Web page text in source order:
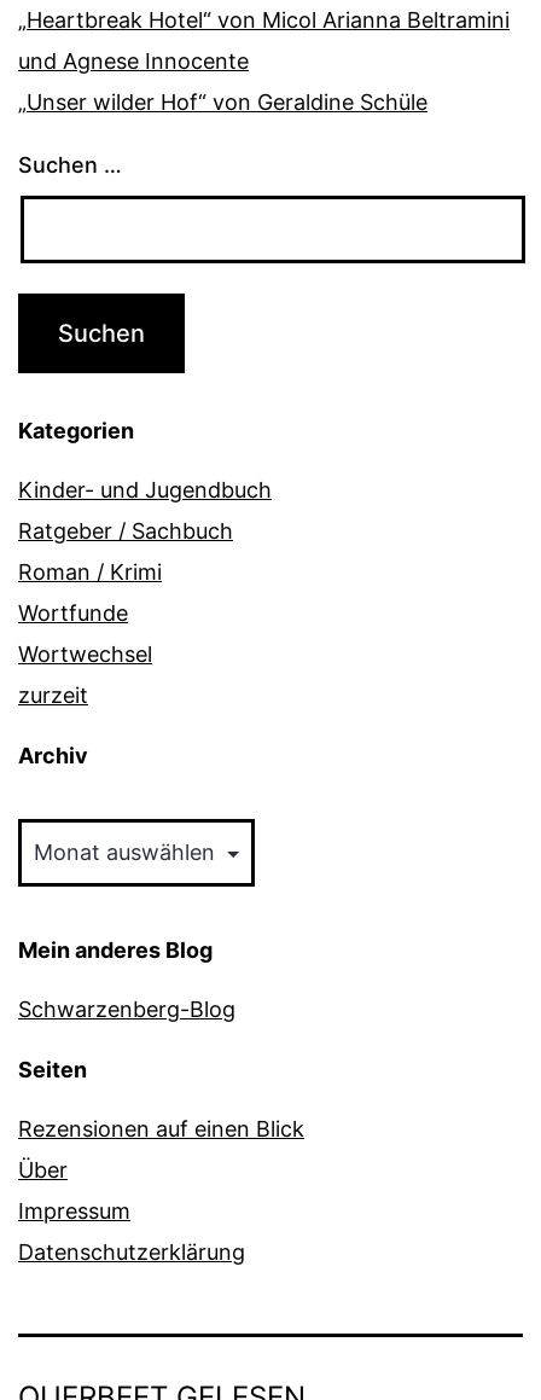
„Heartbreak Hotel“ von Micol Arianna Beltramini
und Agnese Innocente
„Unser wilder Hof“ von Geraldine Schüle
Suchen …
Kategorien
Kinder- und Jugendbuch
Ratgeber / Sachbuch
Roman / Krimi
Wortfunde
Wortwechsel
zurzeit
Archiv
Mein anderes Blog
Schwarzenberg-Blog
Seiten
Rezensionen auf einen Blick
Über
Impressum
Datenschutzerklärung